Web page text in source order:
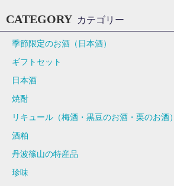
CATEGORY カテゴリー
季節限定のお酒（日本酒）
ギフトセット
日本酒
焼酎
リキュール（梅酒・黒豆のお酒・栗のお酒）
酒粕
丹波篠山の特産品
珍味